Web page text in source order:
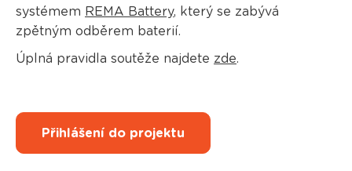
systémem REMA Battery, který se zabývá
zpětným odběrem baterií.
Úplná pravidla soutěže najdete zde.
Přihlášení do projektu